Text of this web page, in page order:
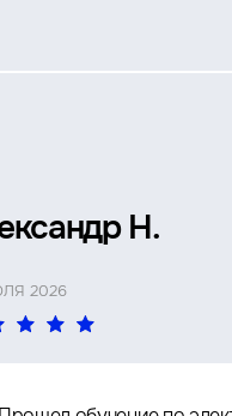
Н.
2026